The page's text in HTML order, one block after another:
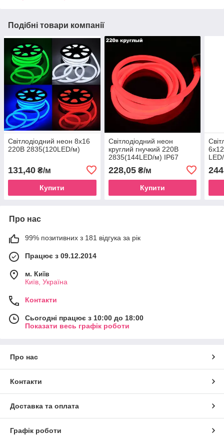
Подібні товари компанії
Світлодіодний неон 8x16
220В 2835(120LED/м)
131,40 ₴/м
Купити
Світлодіодний неон
круглий гнучкий 220В
2835(144LED/м) IP67
228,05₴/м
Купити
Про нас
99% позитивних з 181 відгука за рік
Працює з 09.12.2014
м. Київ
Київ, Україна
Контакти
Сьогодні працює з 10:00 до 18:00
Показати весь графік роботи
Про нас
Контакти
Доставка та оплата
Графік роботи